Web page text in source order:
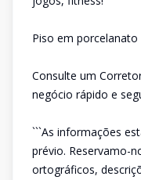
Piso em
Consulte um
negócio rápido e
```As informações
prévio. Reservamo-
ortográficos,